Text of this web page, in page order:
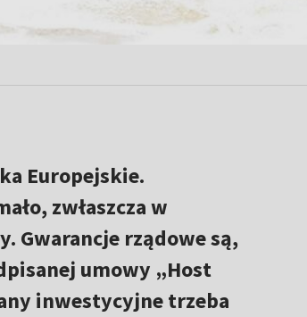
Europejskie.
zwłaszcza w
Gwarancje rządowe są,
umowy „Host
inwestycyjne trzeba